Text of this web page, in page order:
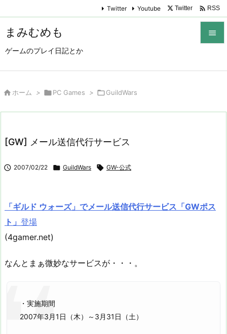
まみむめも
ゲームのプレイ日記とか

Twitter Youtube Twitter  RSS
 ホーム > PC Games > GuildWars
[GW] メール送信代行サービス
 2007/02/22  GuildWars  GW-公式
「ギルド ウォーズ」でメール送信代行サービス「GWポス
ト」 登場
(4gamer.net)
なんとまぁ微妙なサービスが・・・。
・実施期間
2007年3月1日（木）～3月31日（土）